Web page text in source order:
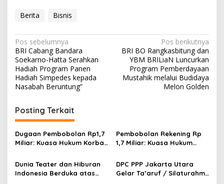
Berita Bisnis
N
a
v
i
a
s
i
o
Pos sebelumnya
BRI Cabang Bandara
Soekarno-Hatta Serahkan
Hadiah Program Panen
Hadiah Simpedes kepada
Nasabah Beruntung”
Pos berikutnya
BRI BO Rangkasbitung dan
YBM BRILiaN Luncurkan
Program Pemberdayaan
Mustahik melalui Budidaya
Melon Golden
Posting Terkait
Dugaan Pembobolan Rp1,7
Miliar: Kuasa Hukum Korban
Keterlibatan Internal Bank
Aladin Syariah
Pembobolan Rekening Rp
1,7 Miliar: Kuasa Hukum
Pihak Internal Bank Aladin
Syariah
Dunia Teater dan Hiburan
Indonesia Berduka atas
DPC PPP Jakarta Utara
Gelar Ta’aruf / Silaturahmi